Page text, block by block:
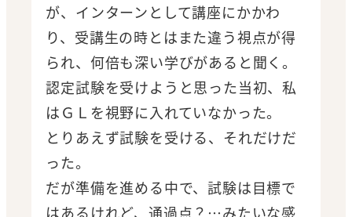
が、インターンとして講座にかかわ
り、受講生の時とはまた違う視点が得
られ、何倍も深い学びがあると聞く。
認定試験を受けようと思った当初、私
はＧＬを視野に入れていなかった。
とりあえず試験を受ける、それだけだ
った。
だが準備を進める中で、試験は目標で
はあるけれど、通過点？…みたいな感